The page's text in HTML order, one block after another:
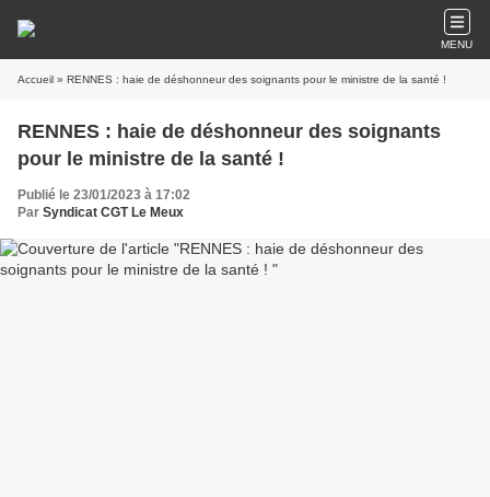
MENU
Accueil » RENNES : haie de déshonneur des soignants pour le ministre de la santé !
RENNES : haie de déshonneur des soignants
pour le ministre de la santé !
Publié le 23/01/2023 à 17:02
Par Syndicat CGT Le Meux